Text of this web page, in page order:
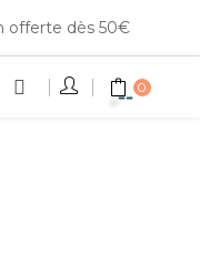
offerte dès 50€
0